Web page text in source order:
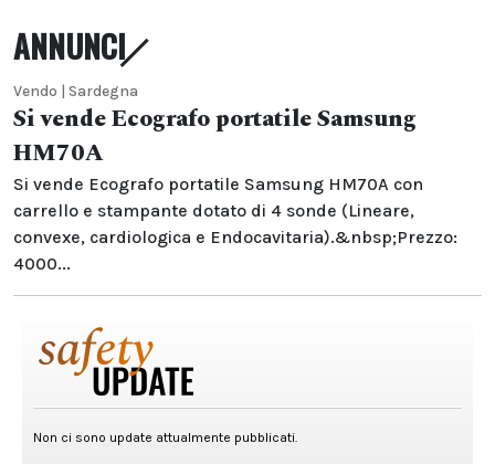
ANNUNCI
Vendo | Sardegna
Si vende Ecografo portatile Samsung
HM70A
Si vende Ecografo portatile Samsung HM70A con
carrello e stampante dotato di 4 sonde (Lineare,
convexe, cardiologica e Endocavitaria).&nbsp;Prezzo:
4000...